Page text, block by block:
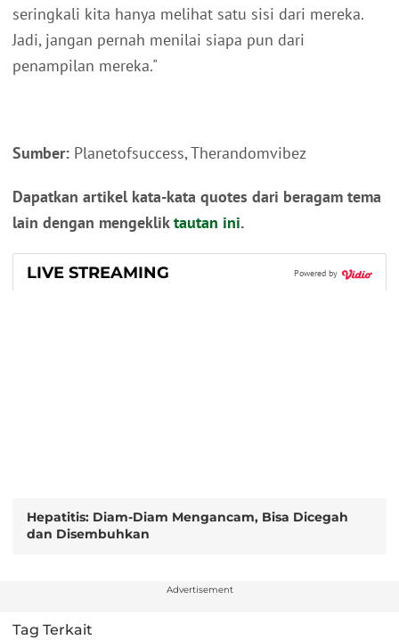
seringkali kita hanya melihat satu sisi dari mereka.
Jadi, jangan pernah menilai siapa pun dari
penampilan mereka."
Sumber: Planetofsuccess, Therandomvibez
Dapatkan artikel kata-kata quotes dari beragam tema
lain dengan mengekliktautan ini.
LIVE STREAMING Powered by
Hepatitis: Diam-Diam Mengancam, Bisa Dicegah
dan Disembuhkan
Advertisement
Tag Terkait